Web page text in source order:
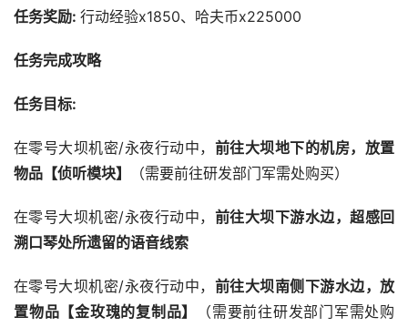
任务奖励: 行动经验x1850、哈夫币x225000
任务完成攻略
任务目标:
在零号大坝机密/永夜行动中， 前往大坝地下的机房，放置
物品【侦听模块】
（需要前往研发部门军需处购买）
在零号大坝机密/永夜行动中， 前往大坝下游水边，超感回
溯口琴处所遗留的语音线索
在零号大坝机密/永夜行动中， 前往大坝南侧下游水边，放
置物品【金玫瑰的复制品】
（需要前往研发部门军需处购